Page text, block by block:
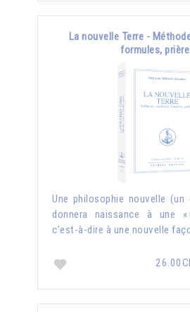
La nouvelle Terre -
formules,
Une philosophie nouvelle (un
donnera naissance à une «
c’est-à-dire à une nouvelle